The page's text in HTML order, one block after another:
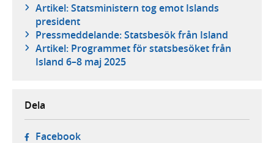
Artikel: Statsministern tog emot Islands
president
Pressmeddelande: Statsbesök från Island
Artikel: Programmet för statsbesöket från
Island 6–8 maj 2025
Dela
Facebook- öppnas i ny flik, extern webbplats,